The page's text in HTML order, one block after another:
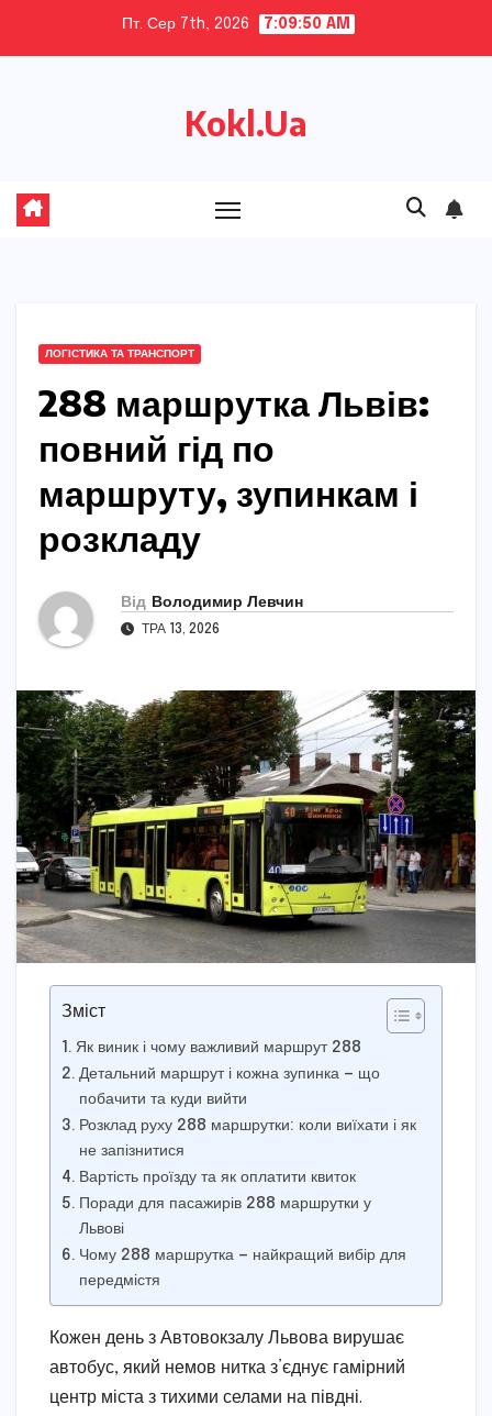
Пт. Сер 7th, 2026 7:09:51 AM
Kokl.Ua
ЛОГІСТИКА ТА ТРАНСПОРТ
288 маршрутка Львів:
повний гід по
маршруту, зупинкам і
розкладу
Від Володимир Левчин
ТРА 13, 2026
Зміст
Як виник і чому важливий маршрут 288
Детальний маршрут і кожна зупинка — що
побачити та куди вийти
Розклад руху 288 маршрутки: коли виїхати і як
не запізнитися
Вартість проїзду та як оплатити квиток
Поради для пасажирів 288 маршрутки у
Львові
Чому 288 маршрутка — найкращий вибір для
передмістя
Кожен день з Автовокзалу Львова вирушає
автобус, який немов нитка з’єднує гамірний
центр міста з тихими селами на півдні.